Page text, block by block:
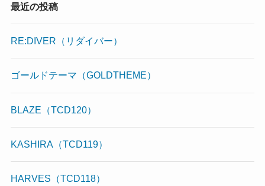
最近の投稿
RE:DIVER（リダイバー）
ゴールドテーマ（GOLDTHEME）
BLAZE（TCD120）
KASHIRA（TCD119）
HARVES（TCD118）